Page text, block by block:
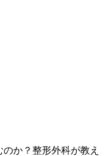
か？整形外科が教え